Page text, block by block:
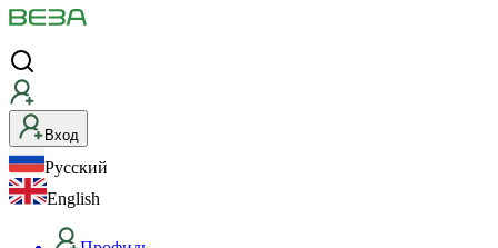
Вход
Русский
English